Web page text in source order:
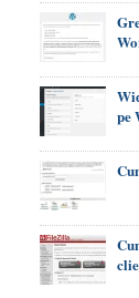
pe